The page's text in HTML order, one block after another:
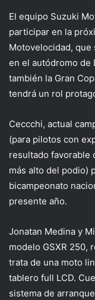
El equipo Suzuki
participar en la
Motovelocidad, que
en el autódromo de
también la Gran
tendrá un rol
Ceccchi, actual
(para pilotos con
resultado favorable
más alto del podio)
bicampeonato
presente año.
Jonatan Medina y
modelo GSXR 250,
trata de una moto
tablero full LCD.
sistema de